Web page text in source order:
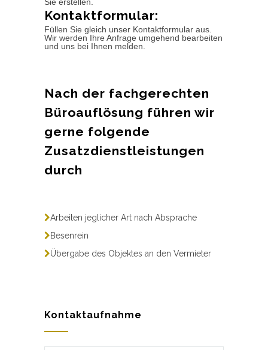
Kontaktformular:
Füllen Sie gleich unser Kontaktformular aus.
Wir werden Ihre Anfrage umgehend bearbeiten
und uns bei Ihnen melden.
Nach der fachgerechten
Büroauflösung führen wir
gerne folgende
Zusatzdienstleistungen
durch
Arbeiten jeglicher Art nach Absprache
Besenrein
Übergabe des Objektes an den Vermieter
Kontaktaufnahme